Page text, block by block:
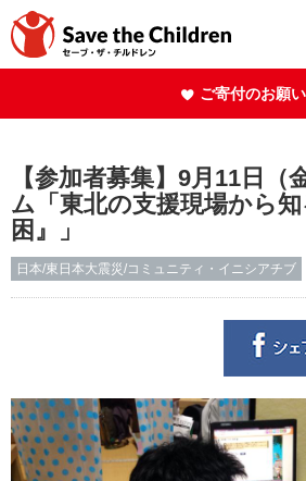
ご寄付のお願い
【参加者募集】9月11日（
ム「東北の支援現場から
困』」
日本/東日本大震災/コミュニティ・イニシアチブ